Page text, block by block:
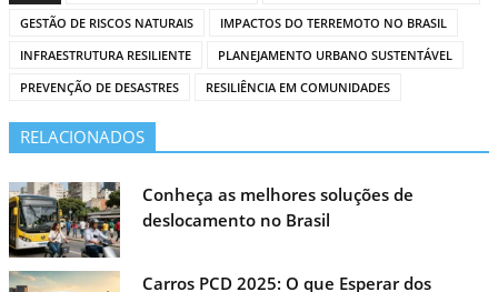
GESTÃO DE RISCOS NATURAIS
IMPACTOS DO TERREMOTO NO BRASIL
INFRAESTRUTURA RESILIENTE
PLANEJAMENTO URBANO SUSTENTÁVEL
PREVENÇÃO DE DESASTRES
RESILIÊNCIA EM COMUNIDADES
RELACIONADOS
Conheça as melhores soluções de
deslocamento no Brasil
Carros PCD 2025: O que Esperar dos